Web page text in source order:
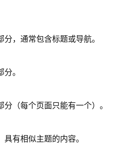
，通常包含标题或导航。
。
（每个页面只能有一个）。
有相似主题的内容。